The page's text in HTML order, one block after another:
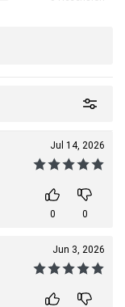
Jul 14, 2026
0 0
Jun 3, 2026